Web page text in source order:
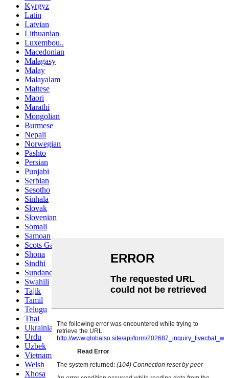
Kyrgyz
Latin
Latvian
Lithuanian
Luxembou..
Macedonian
Malagasy
Malay
Malayalam
Maltese
Maori
Marathi
Mongolian
Burmese
Nepali
Norwegian
Pashto
Persian
Punjabi
Serbian
Sesotho
Sinhala
Slovak
Slovenian
Somali
Samoan
Scots Gaelic
Shona
Sindhi
Sundanese
Swahili
Tajik
Tamil
Telugu
Thai
Ukrainian
Urdu
Uzbek
Vietnamese
Welsh
Xhosa